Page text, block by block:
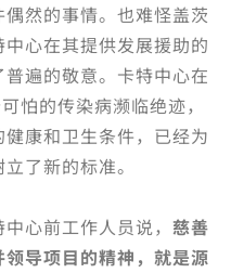
然的事情。也难怪盖茨
心在其提供发展援助的
遍的敬意。卡特中心在
怕的传染病濒临绝迹，
康和卫生条件，已经为
了新的标准。
心前工作人员说， 慈善
导项目的精神，就是源